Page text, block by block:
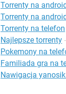
Torrenty na
Torrenty na
Torrenty na telefon
Najlepsze torrenty -
Pokemony na
Familiada gra na
Nawigacja